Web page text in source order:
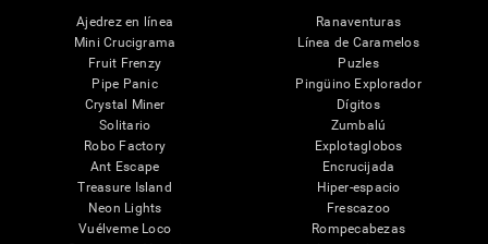
Ajedrez en línea
Mini Crucigrama
Fruit Frenzy
Pipe Panic
Crystal Miner
Solitario
Robo Factory
Ant Escape
Treasure Island
Neon Lights
Vuélveme Loco
Ranaventuras
Línea de Caramelos
Puzles
Pingüino Explorador
Dígitos
Zumbalú
Explotaglobos
Encrucijada
Hiper-espacio
Frescazoo
Rompecabezas